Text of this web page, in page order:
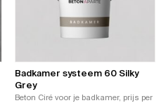
Badkamer systeem 60 Silky
Grey
Beton Ciré voor je badkamer, prijs per